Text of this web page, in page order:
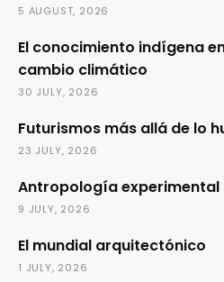
5 AUGUST, 2026
El conocimiento indígena
cambio climático
30 JULY, 2026
Futurismos más allá de lo
23 JULY, 2026
Antropología experimental
9 JULY, 2026
El mundial arquitectónico
1 JULY, 2026